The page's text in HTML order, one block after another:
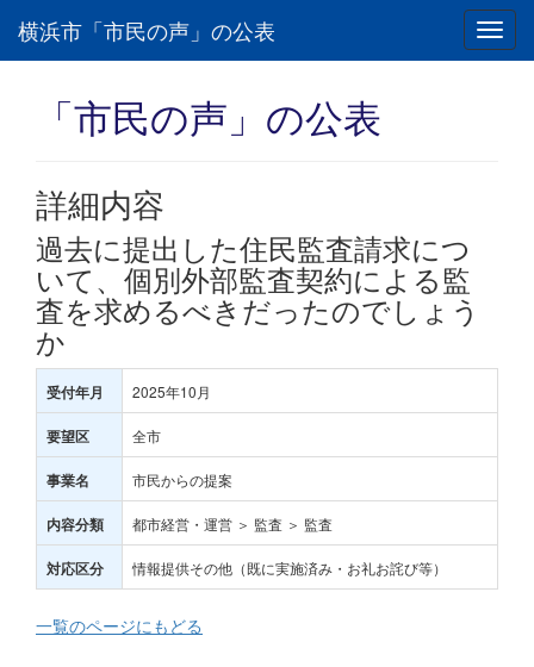
横浜市「市民の声」の公表
「市民の声」の公表
詳細内容
過去に提出した住民監査請求につ
いて、個別外部監査契約による監
査を求めるべきだったのでしょう
か
受付年月 2025年10月
要望区 全市
事業名 市民からの提案
内容分類 都市経営・運営 ＞ 監査 ＞ 監査
対応区分 情報提供その他（既に実施済み・お礼お詫び等）
一覧のページにもどる